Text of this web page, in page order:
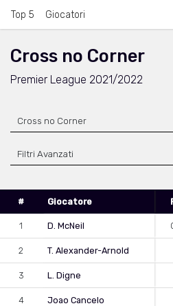
Top 5 Giocatori
Cross no Corner
Premier League 2021/2022
Cross no Corner
Filtri Avanzati
# Giocatore
1 D. McNeil
2 T. Alexander-Arnold
3 L. Digne
4 Joao Cancelo